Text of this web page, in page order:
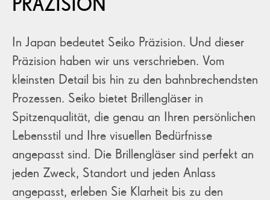
In Japan bedeutet Seiko Präzision. Und dieser
Präzision haben wir uns verschrieben. Vom
kleinsten Detail bis hin zu den bahnbrechendsten
Prozessen. Seiko bietet Brillengläser in
Spitzenqualität, die genau an Ihren persönlichen
Lebensstil und Ihre visuellen Bedürfnisse
angepasst sind. Die Brillengläser sind perfekt an
jeden Zweck, Standort und jeden Anlass
angepasst, erleben Sie Klarheit bis zu den